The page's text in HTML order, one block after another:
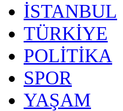
İSTANBUL
TÜRKİYE
POLİTİKA
SPOR
YAŞAM